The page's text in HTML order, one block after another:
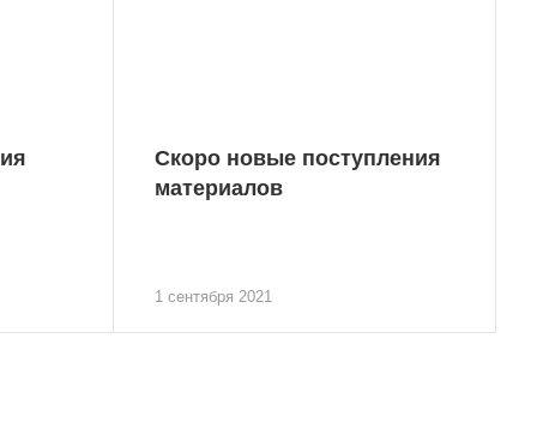
Скоро новые поступления
материалов
1 сентября 2021